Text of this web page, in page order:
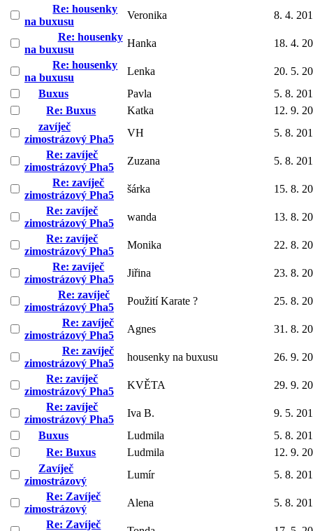
Re: housenky
na buxusu
Veronika
8. 4.
Re: housenky
na buxusu
Hanka
18. 4.
Re: housenky
na buxusu
Lenka
20. 5.
Buxus
Pavla
5. 8.
Re: Buxus
Katka
12. 9.
zavíječ
zimostrázový Pha5
VH
5. 8.
Re: zavíječ
zimostrázový Pha5
Zuzana
5. 8.
Re: zavíječ
zimostrázový Pha5
šárka
15. 8.
Re: zavíječ
zimostrázový Pha5
wanda
13. 8.
Re: zavíječ
zimostrázový Pha5
Monika
22. 8.
Re: zavíječ
zimostrázový Pha5
Jiřina
23. 8.
Re: zavíječ
zimostrázový Pha5
Použití Karate ?
25. 8.
Re: zavíječ
zimostrázový Pha5
Agnes
31. 8.
Re: zavíječ
zimostrázový Pha5
housenky na buxusu
26. 9.
Re: zavíječ
zimostrázový Pha5
KVĚTA
29. 9.
Re: zavíječ
zimostrázový Pha5
Iva B.
9. 5.
Buxus
Ludmila
5. 8.
Re: Buxus
Ludmila
12. 9.
Zavíječ
zimostrázový
Lumír
5. 8.
Re: Zavíječ
zimostrázový
Alena
5. 8.
Re: Zavíječ